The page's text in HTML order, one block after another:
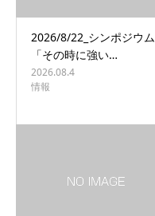
2026/8/22_シンポジウム
「その時に強い…
2026.08.4
情報